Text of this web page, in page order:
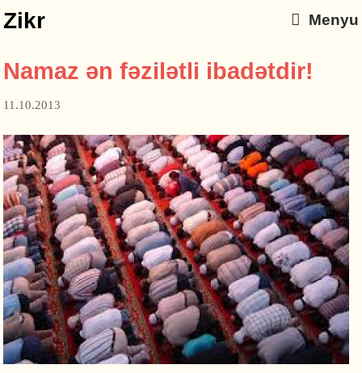
Zikr Menyu
Namaz ən fəzilətli ibadətdir!
11.10.2013